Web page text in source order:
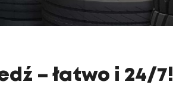
– łatwo i 24/7!